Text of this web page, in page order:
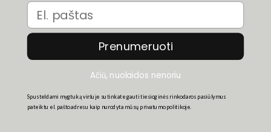
Kategorija:Sportas ir mada
80,00€ 24,00€
-70%
Email
Prenumeruoti
Ačiū, nuolaidos nenoriu
Spusteldami mygtuką viršuje sutinkate gauti tiesioginės rinkodaros pasiūlymus
pateiktu el. pašto adresu kaip nurodyta mūsų privatumo politikoje.